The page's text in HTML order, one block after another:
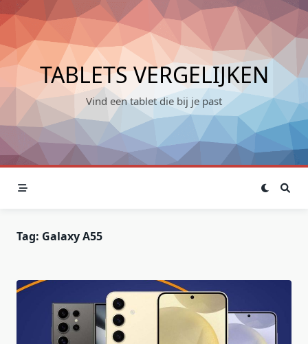
Skip
to
content
TABLETS VERGELIJKEN
Vind een tablet die bij je past
Tag: Galaxy A55